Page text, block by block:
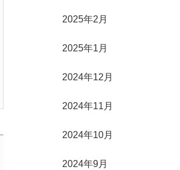
2025年2月
2025年1月
2024年12月
2024年11月
2024年10月
2024年9月